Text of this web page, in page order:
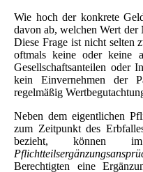
Wie hoch der konkrete
davon ab, welchen Wert der
Diese Frage ist nicht selten
oftmals keine oder keine
Gesellschaftsanteilen oder
kein Einvernehmen der
regelmäßig
Neben dem eigentlichen
zum Zeitpunkt des
bezieht, können
Berechtigten eine